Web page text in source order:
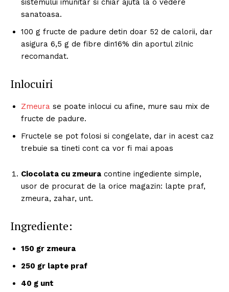
sistemului imunitar si chiar ajuta la o vedere
sanatoasa.
100 g fructe de padure detin doar 52 de calorii, dar
asigura 6,5 ​​g de fibre din16% din aportul zilnic
recomandat.
Inlocuiri
Zmeura se poate inlocui cu afine, mure sau mix de
fructe de padure.
Fructele se pot folosi si congelate, dar in acest caz
trebuie sa tineti cont ca vor fi mai apoas
Ciocolata cu zmeura contine ingediente simple,
usor de procurat de la orice magazin: lapte praf,
zmeura, zahar, unt.
Ingrediente:
150 gr zmeura
250 gr lapte praf
40 g unt